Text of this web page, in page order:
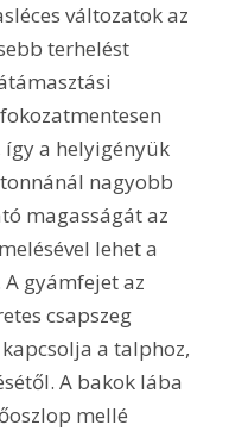
változatok az
terhelést
a helyigényük
nagyobb
magasságát az
lehet a
gyámfejet az
csapszeg
a talphoz,
A bakok lába
mellé